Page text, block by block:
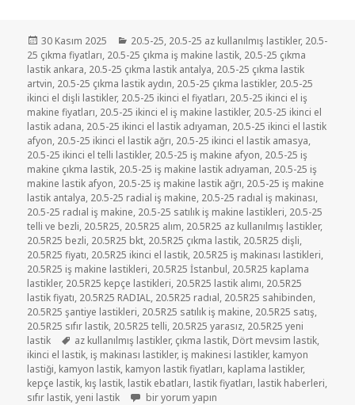
Yayın
tarihi
30 Kasım 2025 Kategoriler
20.5-25, 20.5-25 az kullanılmış lastikler, 20.5-
25 çıkma fiyatları, 20.5-25 çıkma iş makine lastik, 20.5-25 çıkma
lastik ankara, 20.5-25 çıkma lastik antalya, 20.5-25 çıkma lastik
artvin, 20.5-25 çıkma lastik aydın, 20.5-25 çıkma lastikler, 20.5-25
ikinci el dişli lastikler, 20.5-25 ikinci el fiyatları, 20.5-25 ikinci el iş
makine fiyatları, 20.5-25 ikinci el iş makine lastikler, 20.5-25 ikinci el
lastik adana, 20.5-25 ikinci el lastik adıyaman, 20.5-25 ikinci el lastik
afyon, 20.5-25 ikinci el lastik ağrı, 20.5-25 ikinci el lastik amasya,
20.5-25 ikinci el telli lastikler, 20.5-25 iş makine afyon, 20.5-25 iş
makine çıkma lastik, 20.5-25 iş makine lastik adıyaman, 20.5-25 iş
makine lastik afyon, 20.5-25 iş makine lastik ağrı, 20.5-25 iş makine
lastik antalya, 20.5-25 radial iş makine, 20.5-25 radıal iş makinası,
20.5-25 radıal iş makine, 20.5-25 satılık iş makine lastikleri, 20.5-25
telli ve bezli, 20.5R25, 20.5R25 alım, 20.5R25 az kullanılmış lastikler,
20.5R25 bezli, 20.5R25 bkt, 20.5R25 çıkma lastik, 20.5R25 dişli,
20.5R25 fiyatı, 20.5R25 ikinci el lastik, 20.5R25 iş makinası lastikleri,
20.5R25 iş makine lastikleri, 20.5R25 İstanbul, 20.5R25 kaplama
lastikler, 20.5R25 kepçe lastikleri, 20.5R25 lastik alımı, 20.5R25
lastik fiyatı, 20.5R25 RADIAL, 20.5R25 radıal, 20.5R25 sahibinden,
20.5R25 şantiye lastikleri, 20.5R25 satılık iş makine, 20.5R25 satış,
20.5R25 sıfır lastik, 20.5R25 telli, 20.5R25 yarasız, 20.5R25 yeni
lastik
Etiketler
az kullanılmış lastikler, çıkma lastik, Dört mevsim lastik,
ikinci el lastik, iş makinası lastikler, iş makinesi lastikler, kamyon
lastiği, kamyon lastik, kamyon lastik fiyatları, kaplama lastikler,
kepçe lastik, kış lastik, lastik ebatları, lastik fiyatları, lastik haberleri,
sıfır lastik,yeni lastik İŞ MAKİNESİ LASTİKLER 20.5-25 için
bir yorum yapın